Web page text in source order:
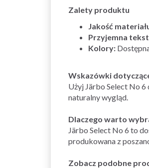
Zalety produktu
Jakość
Przyjemna
Kolory:
Wskazówki
Użyj Järbo Select No
naturalny wygląd.
Dlaczego warto
Järbo Select No 6 to
produkowana z
Zobacz podobne